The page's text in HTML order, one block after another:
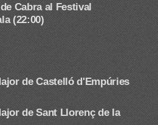
Cabra al Festival
(22:00)
de Castelló d'Empúries
de Sant Llorenç de la